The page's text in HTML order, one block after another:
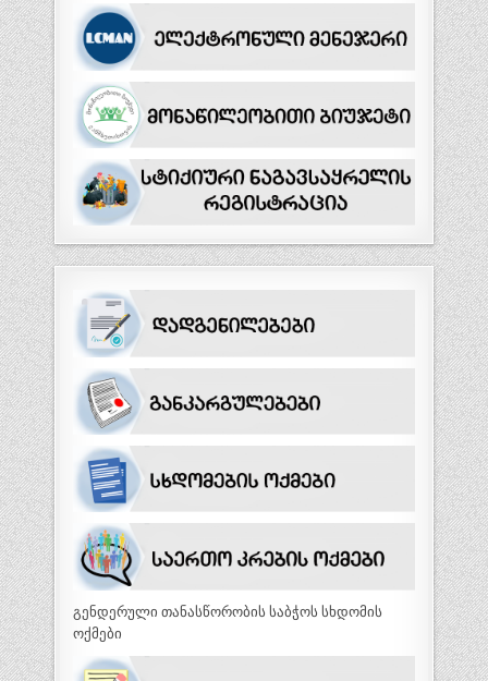
გენდერული თანასწორობის საბჭოს სხდომის
ოქმები